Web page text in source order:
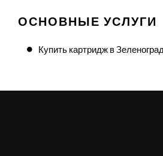
ОСНОВНЫЕ УСЛУГИ
Купить картридж в